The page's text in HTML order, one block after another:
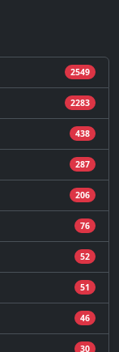
2549
2283
438
287
206
76
52
51
46
30